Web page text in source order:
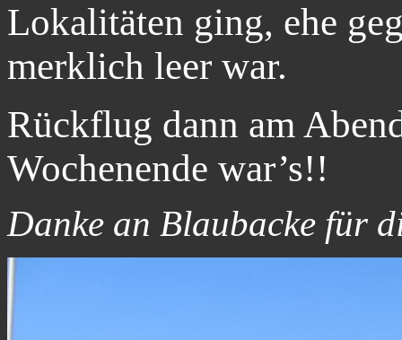
Lokalitäten ging, ehe
merklich leer war.
Rückflug dann am
Wochenende war’s!!
Danke an Blaubacke für